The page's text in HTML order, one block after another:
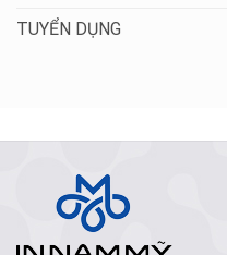
TUYỂN DỤNG